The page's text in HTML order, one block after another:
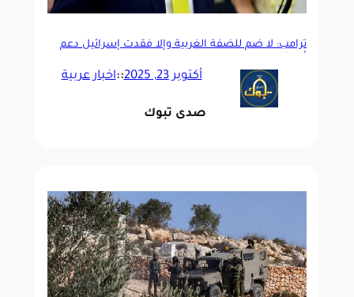
ترامب: لا ضم للضفة الغربية وإلا فقدت إسرائيل دعم
أكتوبر 23, 2025 ::اخبار عربية
صدى تبوك